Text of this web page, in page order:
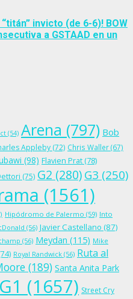
invicto (de 6-6)! BOW
a GSTAAD en un
(54) Arena (797) Bob
Appleby (72) Chris Waller(67)
(98) Flavien Prat (78)
(75) G2 (280)G3 (250)
(1561)
Hipódromo de Palermo (59) Into
(56) Javier Castellano (87)
(56) Meydan (115) Mike
Royal Randwick (56) Ruta al
(189) Santa Anita Park
(1657) Street Cry